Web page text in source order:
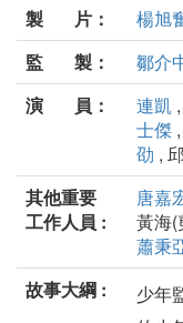
製 片：
楊旭
監 製：
鄒介
演 員：
連凱 ,
士傑
劭 ,
其他重要
工作人員 :
唐嘉
黃海(
蕭秉
故事大綱 :
少年